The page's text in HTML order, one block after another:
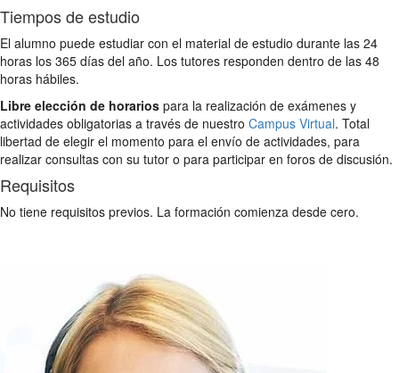
Tiempos de estudio
El alumno puede estudiar con el material de estudio durante las 24
horas los 365 días del año. Los tutores responden dentro de las 48
horas hábiles.
Libre elección de horarios para la realización de exámenes y
actividades obligatorias a través de nuestro Campus Virtual. Total
libertad de elegir el momento para el envío de actividades, para
realizar consultas con su tutor o para participar en foros de discusión.
Requisitos
No tiene requisitos previos. La formación comienza desde cero.